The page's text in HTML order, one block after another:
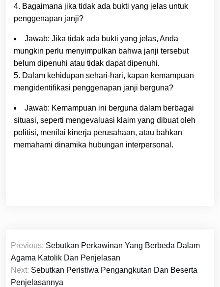
4. Bagaimana jika tidak ada bukti yang jelas untuk
penggenapan janji?
Jawab: Jika tidak ada bukti yang jelas, Anda
mungkin perlu menyimpulkan bahwa janji tersebut
belum dipenuhi atau tidak dapat dipenuhi.
5. Dalam kehidupan sehari-hari, kapan kemampuan
mengidentifikasi penggenapan janji berguna?
Jawab: Kemampuan ini berguna dalam berbagai
situasi, seperti mengevaluasi klaim yang dibuat oleh
politisi, menilai kinerja perusahaan, atau bahkan
memahami dinamika hubungan interpersonal.
Navigasi
pos
Previous: Sebutkan Perkawinan Yang Berbeda Dalam
Agama Katolik Dan Penjelasan
Next: Sebutkan Peristiwa Pengangkutan Dan Beserta
Penjelasannya